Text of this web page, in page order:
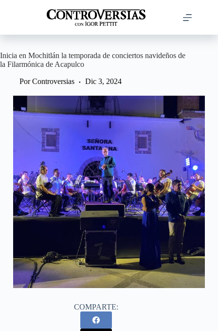
Inicia en Mochitlán la temporada de conciertos navideños de
la Filarmónica de Acapulco
Por Controversias Dic 3, 2024
COMPARTE: